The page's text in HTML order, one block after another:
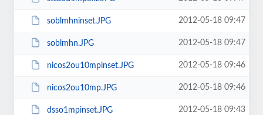
soblmhninset.JPG 2012-05-18 09:47
soblmhn.JPG 2012-05-18 09:47
nicos2ou10mpinset.JPG 2012-05-18 09:46
nicos2ou10mp.JPG 2012-05-18 09:46
dsso1mpinset.JPG 2012-05-18 09:43